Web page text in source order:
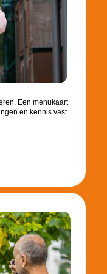
Een menukaart
en kennis vast